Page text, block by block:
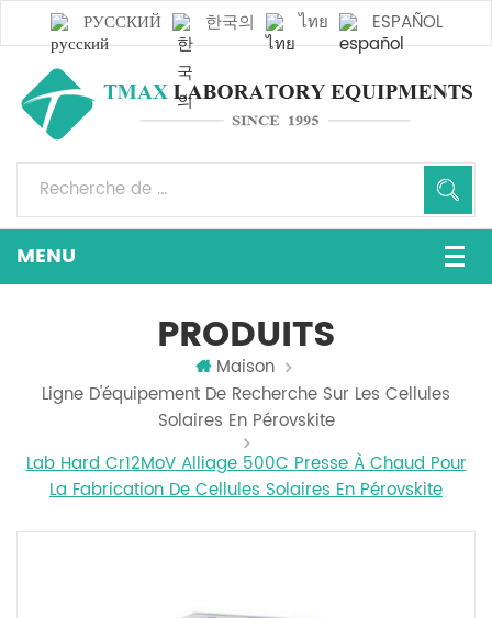
РУССКИЙ 한국의 ไทย ESPAÑOL
PRODUITS
Maison
Ligne D'équipement De Recherche Sur Les Cellules
Solaires En Pérovskite
Lab Hard Cr12MoV Alliage 500C Presse À Chaud Pour
La Fabrication De Cellules Solaires En Pérovskite